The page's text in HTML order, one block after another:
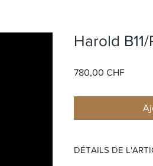
Harold B11/
780,00 CHFPrix
DÉTAILS DE